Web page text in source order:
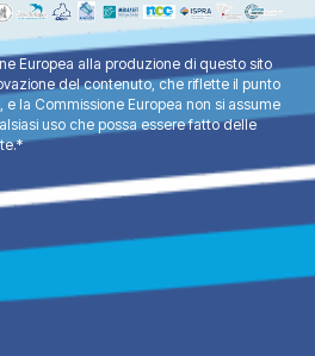
Europea alla produzione di questo sito
del contenuto, che riflette il punto
la Commissione Europea non si assume
uso che possa essere fatto delle